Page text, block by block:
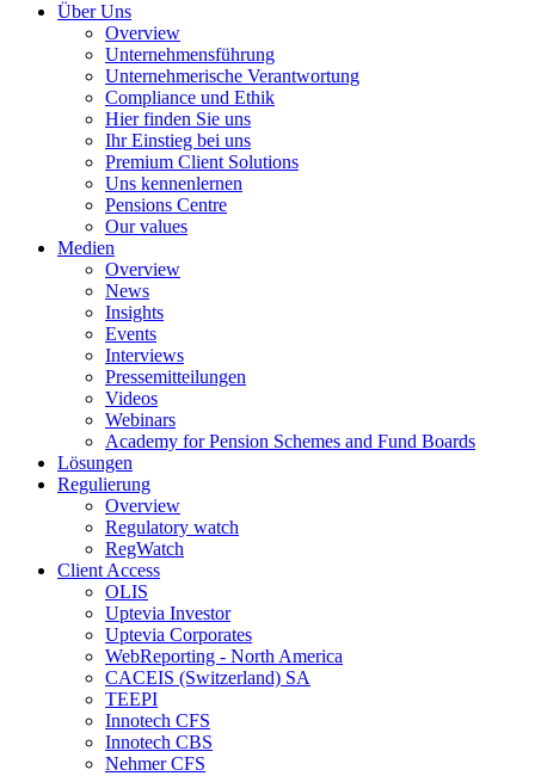
Über Uns
Overview
Unternehmensführung
Unternehmerische Verantwortung
Compliance und Ethik
Hier finden Sie uns
Ihr Einstieg bei uns
Premium Client Solutions
Uns kennenlernen
Pensions Centre
Our values
Medien
Overview
News
Insights
Events
Interviews
Pressemitteilungen
Videos
Webinars
Academy for Pension Schemes and Fund Boards
Lösungen
Regulierung
Overview
Regulatory watch
RegWatch
Client Access
OLIS
Uptevia Investor
Uptevia Corporates
WebReporting - North America
CACEIS (Switzerland) SA
TEEPI
Innotech CFS
Innotech CBS
Nehmer CFS